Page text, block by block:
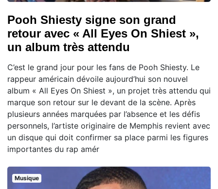
Pooh Shiesty signe son grand
retour avec « All Eyes On Shiest »,
un album très attendu
C’est le grand jour pour les fans de Pooh Shiesty. Le
rappeur américain dévoile aujourd’hui son nouvel
album « All Eyes On Shiest », un projet très attendu qui
marque son retour sur le devant de la scène. Après
plusieurs années marquées par l’absence et les défis
personnels, l’artiste originaire de Memphis revient avec
un disque qui doit confirmer sa place parmi les figures
importantes du rap amér
Musique